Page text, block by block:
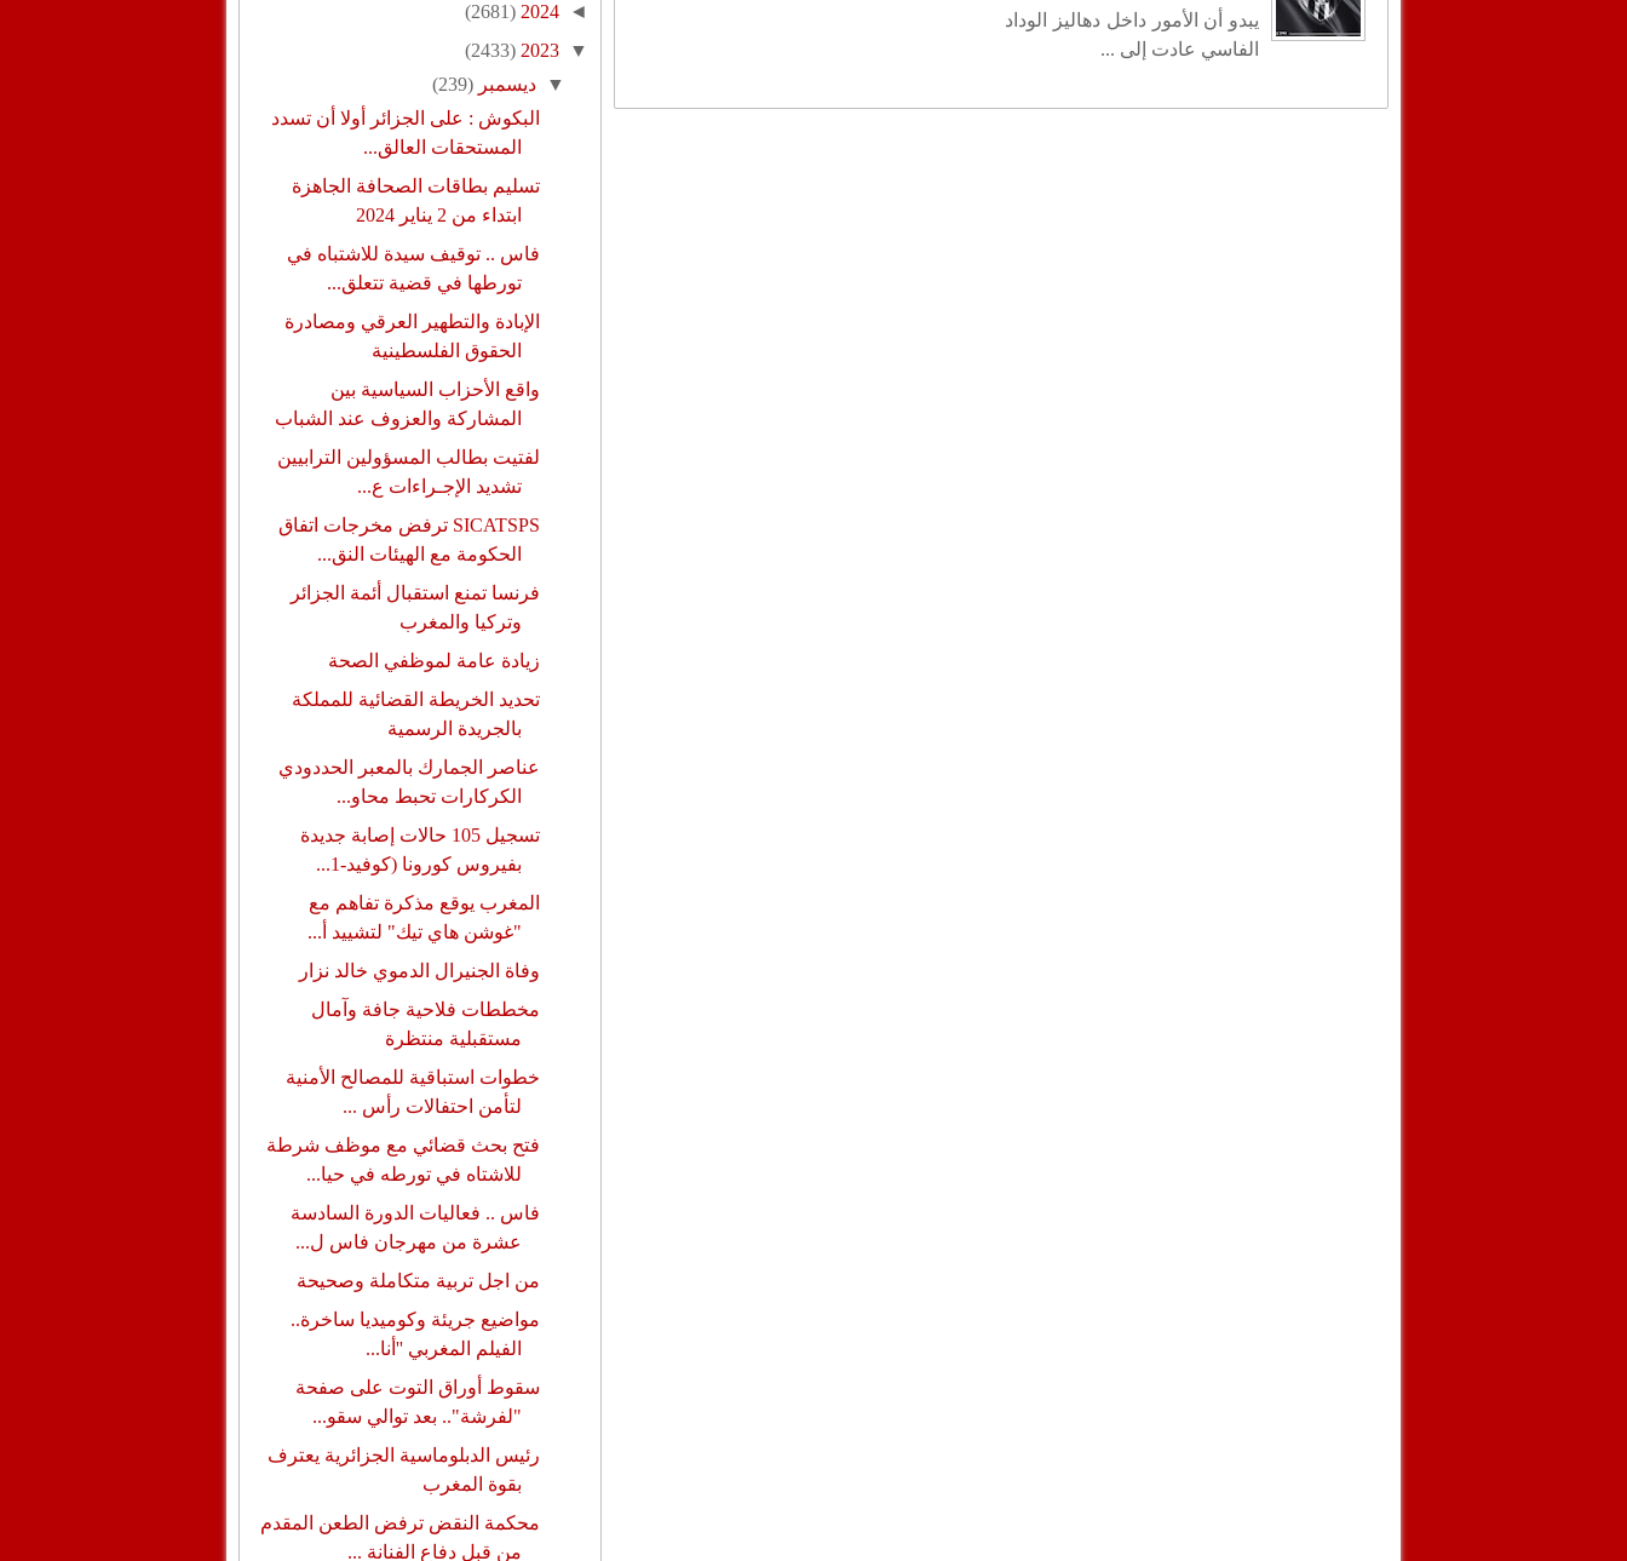
يبدو أن الأمور داخل دهاليز الوداد
الفاسي عادت إلى ...
◄
2024
(2681)
▼
2023
(2433)
▼ديسمبر(239)
البكوش : على الجزائر أولا أن تسدد
المستحقات العالق...
تسليم بطاقات الصحافة الجاهزة
ابتداء من 2 يناير 2024
فاس .. توقيف سيدة للاشتباه في
تورطها في قضية تتعلق...
الإبادة والتطهير العرقي ومصادرة
الحقوق الفلسطينية
واقع الأحزاب السياسية بين
المشاركة والعزوف عند الشباب
لفتيت بطالب المسؤولين الترابيين
تشديد الإجـراءات ع...
SICATSPS ترفض مخرجات اتفاق
الحكومة مع الهيئات النق...
فرنسا تمنع استقبال أئمة الجزائر
وتركيا والمغرب
زيادة عامة لموظفي الصحة
تحديد الخريطة القضائية للمملكة
بالجريدة الرسمية
عناصر الجمارك بالمعبر الحددودي
الكركارات تحبط محاو...
تسجيل 105 حالات إصابة جديدة
بفيروس كورونا (كوفيد-1...
المغرب يوقع مذكرة تفاهم مع
"غوشن هاي تيك" لتشييد أ...
وفاة الجنيرال الدموي خالد نزار
مخططات فلاحية جافة وآمال
مستقبلية منتظرة
خطوات استباقية للمصالح الأمنية
لتأمن احتفالات رأس ...
فتح بحث قضائي مع موظف شرطة
للاشتاه في تورطه في حيا...
فاس .. فعاليات الدورة السادسة
عشرة من مهرجان فاس ل...
من اجل تربية متكاملة وصحيحة
مواضيع جريئة وكوميديا ساخرة..
الفيلم المغربي ''أنا...
سقوط أوراق التوت على صفحة
"لفرشة".. بعد توالي سقو...
رئيس الدبلوماسية الجزائرية يعترف
بقوة المغرب
محكمة النقض ترفض الطعن المقدم
من قبل دفاع الفنانة ...